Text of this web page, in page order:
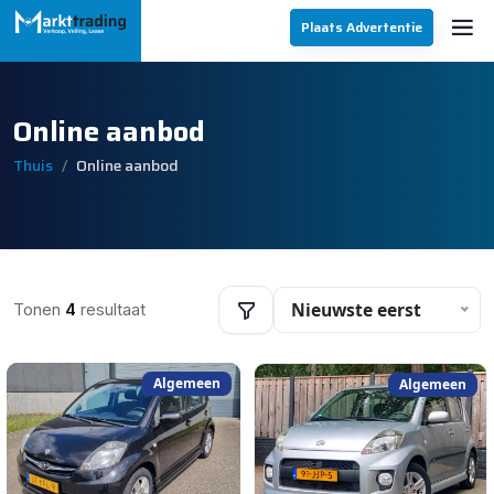
Plaats Advertentie
Online aanbod
Thuis Online aanbod
Tonen 4 resultaat Nieuwste eerst
Filters
Algemeen Algemeen